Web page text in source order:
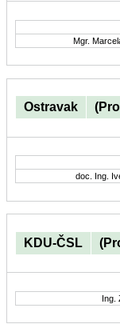
Mgr.
Ostravak
doc. Ing.
KDU-ČSL
Ing.